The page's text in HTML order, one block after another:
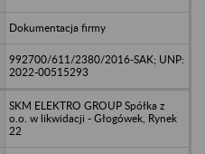
Dokumentacja firmy
992700/611/2380/2016-SAK; UNP:
2022-00515293
SKM ELEKTRO GROUP Spółka z
o.o. w likwidacji - Głogówek, Rynek
22